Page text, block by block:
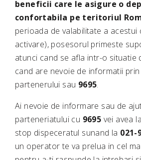
beneficii care le asigure o
confortabila pe teritoriul
perioada de valabilitate a acestui
activare), posesorul primeste
atunci cand se afla intr-o situatie
cand are nevoie de informatii
partenerului sau 9695.
Ai nevoie de informare sau de
parteneriatului cu 9695 vei avea
stop dispeceratul sunand la 021-
un operator te va prelua in cel